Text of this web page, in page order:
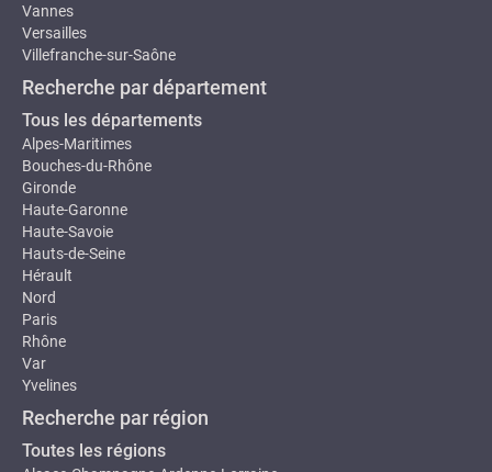
Vannes
Versailles
Villefranche-sur-Saône
Recherche par département
Tous les départements
Alpes-Maritimes
Bouches-du-Rhône
Gironde
Haute-Garonne
Haute-Savoie
Hauts-de-Seine
Hérault
Nord
Paris
Rhône
Var
Yvelines
Recherche par région
Toutes les régions